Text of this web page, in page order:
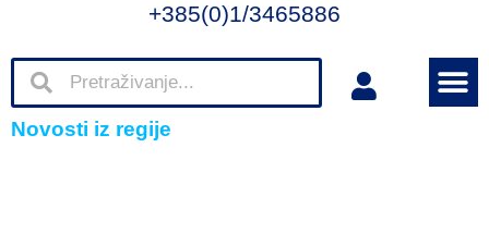
+385(0)1/3465886
Novosti iz regije